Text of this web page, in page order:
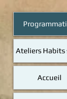
Ateliers Habits
Accueil